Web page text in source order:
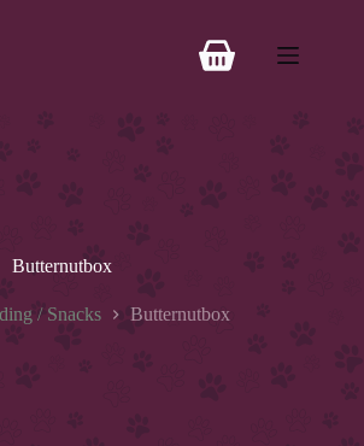
Butternutbox
/ Snacks Butternutbox